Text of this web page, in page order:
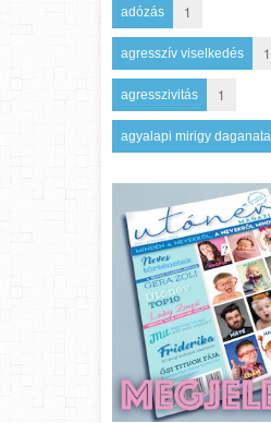
adózás 1
agresszív viselkedés 1
agresszivitás 1
agyalapi mirigy daganata